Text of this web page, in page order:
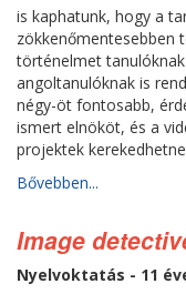
is kaphatunk, hogy a
zökkenőmentesebben
történelmet
angoltanulóknak is
négy-öt fontosabb,
ismert elnököt, és a
projektek
Bővebben...
Image
Nyelvoktatás - 11